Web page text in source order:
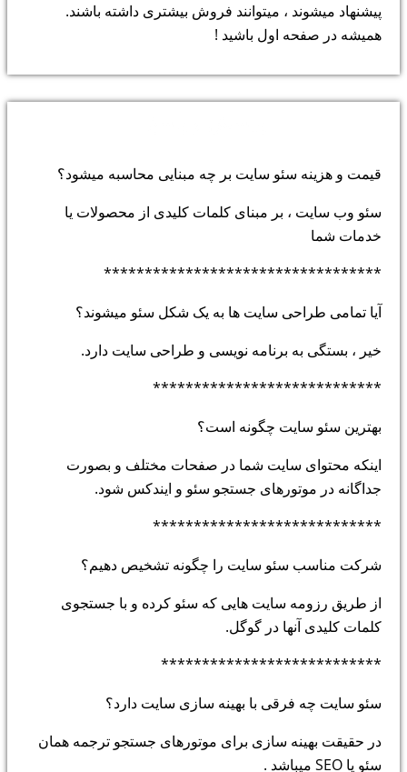
پیشنهاد میشوند ، میتوانند فروش بیشتری داشته باشند.
همیشه در صفحه اول باشید !
قیمت و هزینه سئو سایت بر چه مبنایی محاسبه میشود؟
سئو وب سایت ، بر مبنای کلمات کلیدی از محصولات یا
خدمات شما
**********************************
آیا تمامی طراحی سایت ها به یک شکل سئو میشوند؟
خیر ، بستگی به برنامه نویسی و طراحی سایت دارد.
****************************
بهترین سئو سایت چگونه است؟
اینکه محتوای سایت شما در صفحات مختلف و بصورت
جداگانه در موتورهای جستجو سئو و ایندکس شود.
****************************
شرکت مناسب سئو سایت را چگونه تشخیص دهیم؟
از طریق رزومه سایت هایی که سئو کرده و با جستجوی
کلمات کلیدی آنها در گوگل.
***************************
سئو سایت چه فرقی با بهینه سازی سایت دارد؟
در حقیقت بهینه سازی برای موتورهای جستجو ترجمه همان
سئو یا SEO میباشد .